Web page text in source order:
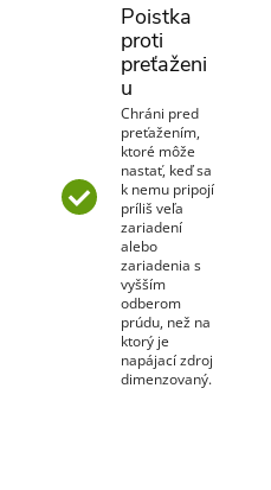
Poistka
proti
preťaženi
u
Chráni pred
preťažením,
ktoré môže
nastať, keď sa
k nemu pripojí
príliš veľa
zariadení
alebo
zariadenia s
vyšším
odberom
prúdu, než na
ktorý je
napájací zdroj
dimenzovaný.